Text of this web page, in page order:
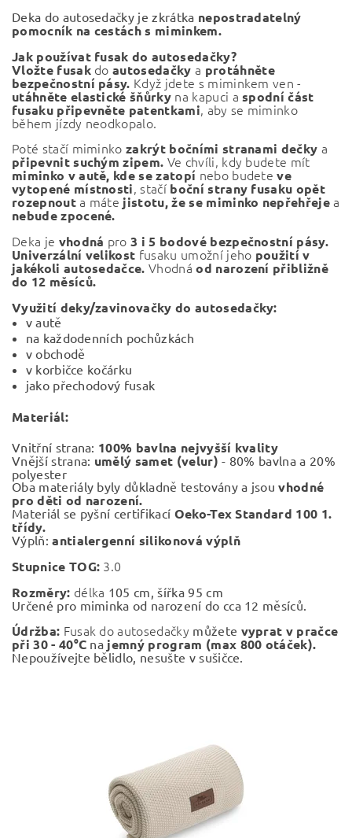
Deka do autosedačky je zkrátka nepostradatelný
pomocník na cestách s miminkem.
Jak používat fusak do autosedačky?
Vložte fusakdoautosedačky a protáhněte
bezpečnostní pásy. Když jdete s miminkem ven -
utáhněte elastické šňůrky na kapuci aspodní část
fusaku připevněte patentkami, aby se miminko
během jízdy neodkopalo.
Poté stačí miminko zakrýt bočními stranami dečky a
připevnit suchým zipem. Ve chvíli, kdy budete mít
miminko v autě, kde se zatopí nebo budete ve
vytopené místnosti, stačí boční strany fusaku opět
rozepnouta máte jistotu, že se miminko nepřehřejea
nebude zpocené.
Deka je vhodná pro 3 i 5 bodové bezpečnostní pásy.
Univerzální velikost fusaku umožní jeho použití v
jakékoli autosedačce. Vhodnáod narození přibližně
do 12 měsíců.
Využití deky/zavinovačky do autosedačky:
v autě
na každodenních pochůzkách
v obchodě
v korbičce kočárku
jako přechodový fusak
Materiál:
Vnitřní strana: 100% bavlna nejvyšší kvality
Vnější strana: umělý samet (velur)- 80% bavlna a 20%
polyester
Oba materiály byly důkladně testovány a jsou vhodné
pro děti od narození.
Materiál se pyšní certifikací Oeko-Tex Standard 100 1.
třídy.
Výplň: antialergenní silikonová výplň
Stupnice TOG: 3.0
Rozměry: délka 105 cm, šířka 95 cm
Určené pro miminka od narození do cca 12 měsíců.
Údržba: Fusak do autosedačky můžete vyprat v pračce
při 30 - 40°C na jemný program (max 800 otáček).
Nepoužívejte bělidlo, nesušte v sušičce.